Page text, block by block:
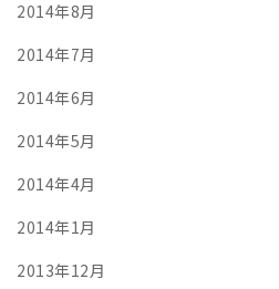
2014年8月
2014年7月
2014年6月
2014年5月
2014年4月
2014年1月
2013年12月